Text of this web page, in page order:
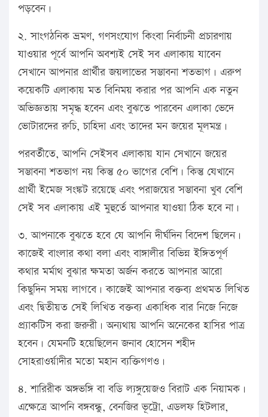
পড়বেন।
২. সাংগঠনিক ভ্রমণ, গণসংযোগ কিংবা নির্বাচনী প্রচারণায়
যাওয়ার পূর্বে আপনি অবশ্যই সেই সব এলাকায় যাবেন
সেখানে আপনার প্রার্থীর জয়লাভের সম্ভাবনা শতভাগ। এরুপ
কয়েকটি এলাকায় মত বিনিময় করার পর আপনি এক নতুন
অভিজ্ঞতায় সমৃদ্ধ হবেন এবং বুঝতে পারবেন এলাকা ভেদে
ভোটারদের রুচি, চাহিদা এবং তাদের মন জয়ের মূলমন্ত্র।
পরবর্তীতে, আপনি সেইসব এলাকায় যান সেখানে জয়ের
সম্ভাবনা শতভাগ নয় কিন্তু ৫০ ভাগের বেশি। কিন্তু যেখানে
প্রার্থী ইমেজ সংঙ্কট রয়েছে এবং পরাজয়ের সম্ভাবনা খুব বেশি
সেই সব এলাকায় এই মুহুর্তে আপনার যাওয়া ঠিক হবে না।
৩. আপনাকে বুঝতে হবে যে আপনি দীর্ঘদিন বিদেশ ছিলেন।
কাজেই বাংলার কথা বলা এবং বাঙ্গালীর বিভিন্ন ইঙ্গিতপূর্ণ
কথার মর্মাথ বুঝার ক্ষমতা অর্জন করতে আপনার আরো
কিছুদিন সময় লাগবে। কাজেই আপনার বক্তব্য প্রথমত লিখিত
এবং দ্বিতীয়ত সেই লিখিত বক্তব্য একাধিক বার নিজে নিজে
প্র্যাকটিস করা জরুরী। অন্যথায় আপনি অনেকের হাসির পাত্র
হবেন। যেমনটি হয়েছিলেন জনাব হোসেন শহীদ
সোহরাওর্য়াদীর মতো মহান ব্যক্তিগণও।
৪. শারিরীক অঙ্গভঙ্গি বা বডি ল্যঙ্গুয়েজও বিরাট এক নিয়ামক।
এক্ষেত্রে আপনি বঙ্গবন্ধু, বেনজির ভূট্রো, এডলফ হিটলার,